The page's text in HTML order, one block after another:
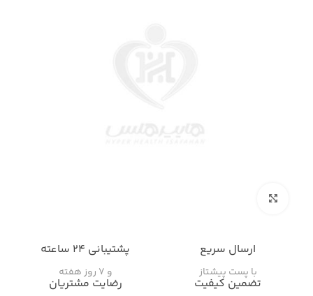
ارسال سریع
با پست پیشتاز
پشتیبانی ۲۴ ساعته
و ۷ روز هفته
تضمین کیفیت رضایت مشتریان